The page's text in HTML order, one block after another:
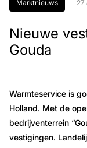
Marktnieuws 27
Nieuwe
Gouda
Warmteservice is
Holland. Met de
bedrijventerrein
vestigingen.